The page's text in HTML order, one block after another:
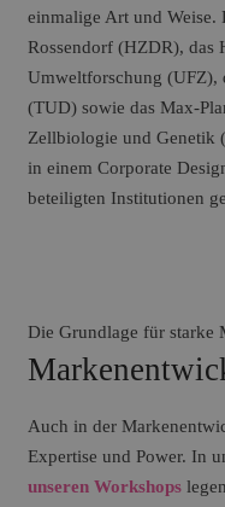
einmalige Art und Weise.
Rossendorf (HZDR), das
Umweltforschung (UFZ),
(TUD) sowie das Max-
Zellbiologie und Genetik
in einem Corporate
beteiligten Institutionen
Die Grundlage für starke
Auch in der
Expertise und Power. In
unseren Workshops